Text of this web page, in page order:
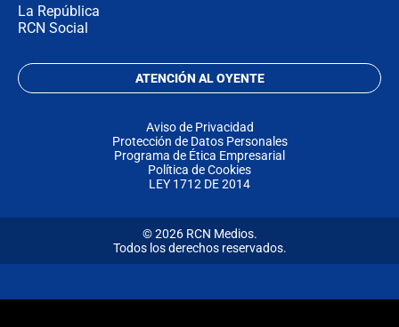
La República
RCN Social
ATENCIÓN AL OYENTE
Aviso de Privacidad
Protección de Datos Personales
Programa de Ética Empresarial
Política de Cookies
LEY 1712 DE 2014
© 2026 RCN Medios.
Todos los derechos reservados.